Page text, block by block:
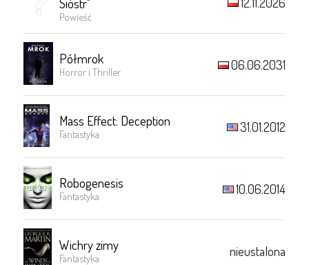
Powieść
Półmrok
Horror i Thriller 06.06.2031
Mass Effect: Deception
Fantastyka 31.01.2012
Robogenesis
Fantastyka 10.06.2014
Wichry zimy
Fantastyka nieustalona